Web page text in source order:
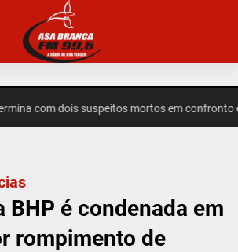
com dois suspeitos mortos em confronto
BHP é condenada em
rompimento de